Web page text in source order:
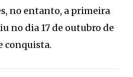
no entanto, a primeira
no dia 17 de outubro de
conquista.